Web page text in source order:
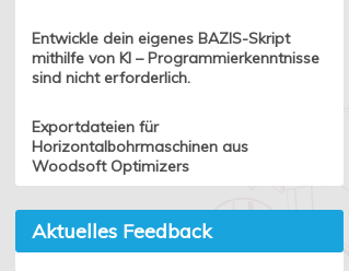
Entwickle dein eigenes BAZIS-Skript
mithilfe von KI – Programmierkenntnisse
sind nicht erforderlich.
Exportdateien für
Horizontalbohrmaschinen aus
Woodsoft Optimizers
Aktuelles Feedback